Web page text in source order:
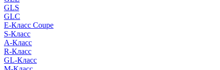
GLS
GLC
E-Класс Coupe
S-Класс
A-Класс
R-Класс
GL-Класс